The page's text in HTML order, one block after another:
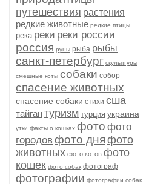
путешествия растения
редкие животные редкие птицы
река реки реки россии
россия руны рыба рыбы
санкт-петербург скульптуры
смешные коты собаки собор
спасение животных
спасение собаки стихи сша
тайгантуризм турция украина
утки факты о кошках фото фото
городовфото дня фото
животных фото котов фото
кошек фото собак фотограф
фотографии фотографии собак